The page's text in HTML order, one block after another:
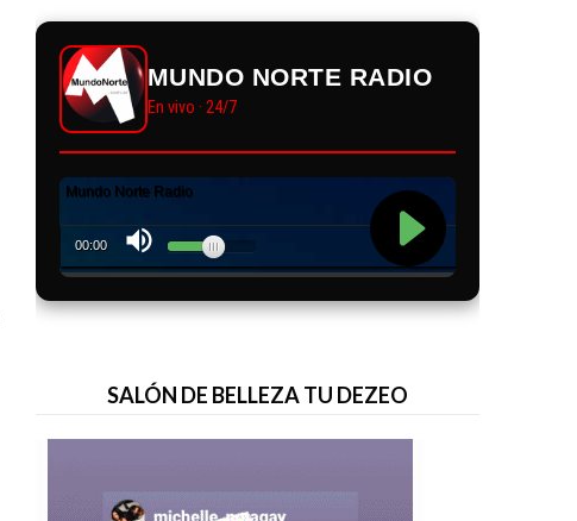
MUNDO NORTE RADIO
En vivo · 24/7
SALÓN DE BELLEZA TU DEZEO